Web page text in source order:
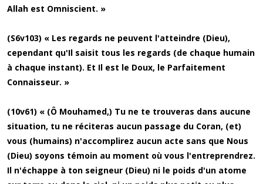
Allah est Omniscient. »
(S6v103) « Les regards ne peuvent l'atteindre (Dieu),
cependant qu'Il saisit tous les regards (de chaque humain
à chaque instant). Et Il est le Doux, le Parfaitement
Connaisseur. »
(10v61) « (Ô Mouhamed,) Tu ne te trouveras dans aucune
situation, tu ne réciteras aucun passage du Coran, (et)
vous (humains) n'accomplirez aucun acte sans que Nous
(Dieu) soyons témoin au moment où vous l'entreprendrez.
Il n'échappe à ton seigneur (Dieu) ni le poids d'un atome